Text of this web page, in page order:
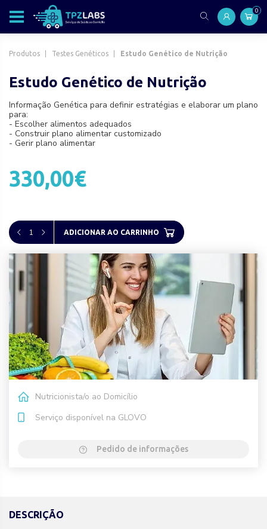
0
Produtos Testes Genéticos Estudo Genético de Nutrição
Estudo Genético de Nutrição
Informação Genética para definir estratégias e elaborar um plano
para:
- Escolher alimentos adequados
- Construir plano alimentar customizado
- Gerir plano alimentar
330,00€
1 ADICIONAR AO CARRINHO
Nutricionista/o ao Domicílio
Serviço disponível na GLOVO
Pedido de informações
DESCRIÇÃO